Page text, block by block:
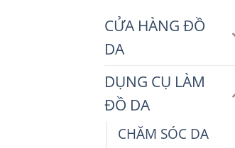
CỬA HÀNG ĐỒ
DA
DỤNG CỤ LÀM
ĐỒ DA
CHĂM SÓC DA